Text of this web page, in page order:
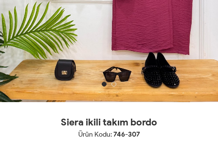
Siera ikili takım bordo
Ürün Kodu:746-307